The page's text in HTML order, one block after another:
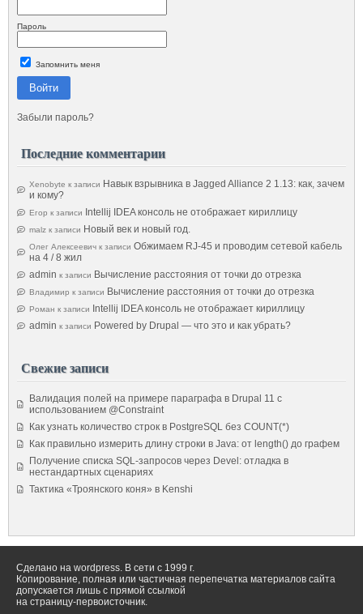
Пароль
Запомнить меня
Войти
Забыли пароль?
Последние комментарии
Xenobyte к записи Навык взрывника в Jagged Alliance 2 1.13: как, зачем
и кому?
Егор к записи Intellij IDEA консоль не отображает кириллицу
malz к записи Новый век и новый год.
Олег Алексеевич к записи Обжимаем RJ-45 и проводим сетевой кабель
на 4 / 8 жил
admin к записи Вычисление расстояния от точки до отрезка
Владимир к записи Вычисление расстояния от точки до отрезка
Роман к записи
Intellij IDEA консоль не отображает кириллицу
admin к записи Powered by Drupal — что это и как убрать?
Свежие записи
Валидация полей на примере параграфа в Drupal 11 с
использованием @Constraint
Как узнать количество строк в PostgreSQL без COUNT(*)
Как правильно измерить длину строки в Java: от length() до графем
Получение списка SQL-запросов через Devel: отладка в
нестандартных сценариях
Тактика «Троянского коня» в Kenshi
Сделано на wordpress. В сети с 1999 г.
Копирование, полная или частичная перепечатка материалов сайта
допускается лишь с прямой ссылкой
на страницу-первоисточник.